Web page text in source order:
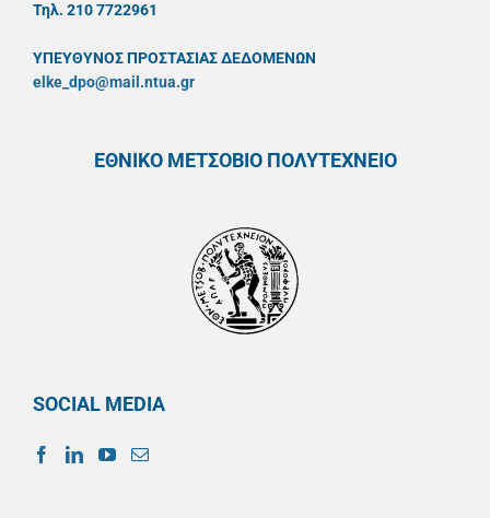
Τηλ. 210 7722961
ΥΠΕΥΘYΝΟΣ ΠΡΟΣΤΑΣΙΑΣ ΔΕΔΟΜΕΝΩΝ
elke_dpo@mail.ntua.gr
ΕΘΝΙΚΟ ΜΕΤΣΟΒΙΟ ΠΟΛΥΤΕΧΝΕΙΟ
SOCIAL MEDIA